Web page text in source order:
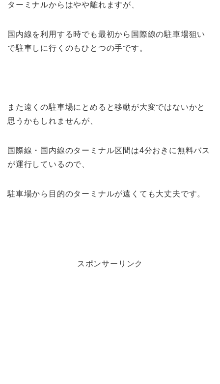
ターミナルからはやや離れますが、
国内線を利用する時でも最初から国際線の駐車場狙い
で駐車しに行くのもひとつの手です。
また遠くの駐車場にとめると移動が大変ではないかと
思うかもしれませんが、
国際線・国内線のターミナル区間は4分おきに無料バス
が運行しているので、
駐車場から目的のターミナルが遠くても大丈夫です。
スポンサーリンク